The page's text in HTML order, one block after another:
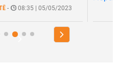
- 08:35 | 05/05/2023